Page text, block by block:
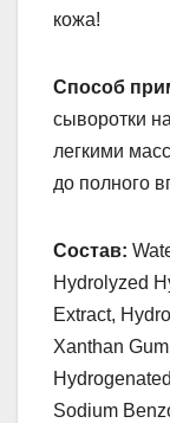
кожа!
Способ
сыворотки
легкими
до полного
Состав:
Hydrolyzed
Extract,
Xanthan
Sodium